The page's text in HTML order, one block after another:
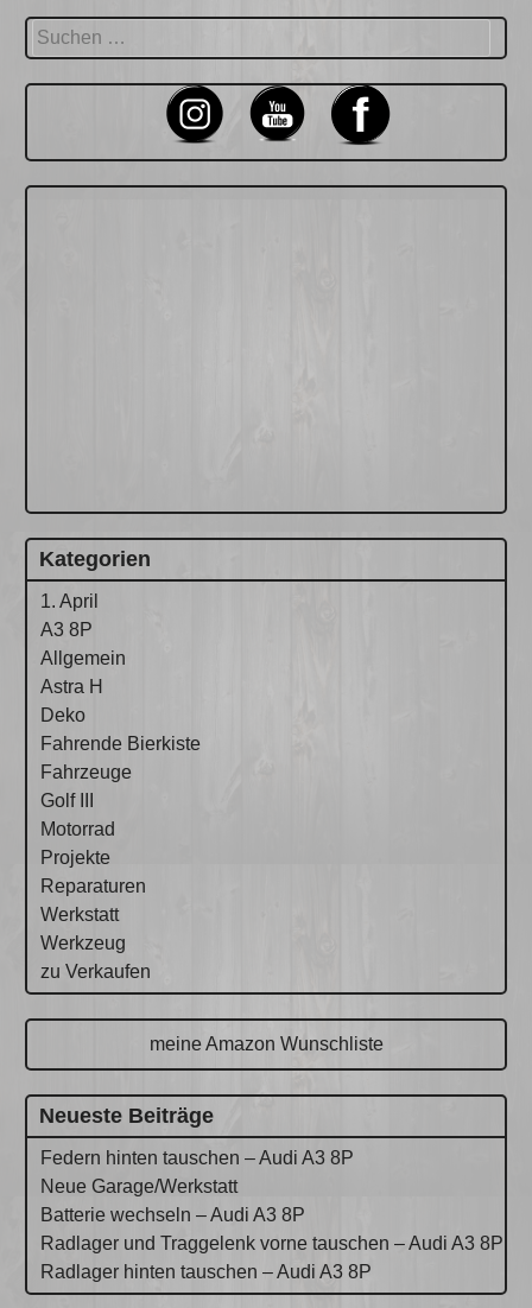
Suchen
nach:
Kategorien
1. April
A3 8P
Allgemein
Astra H
Deko
Fahrende Bierkiste
Fahrzeuge
Golf III
Motorrad
Projekte
Reparaturen
Werkstatt
Werkzeug
zu Verkaufen
meine Amazon Wunschliste
Neueste Beiträge
Federn hinten tauschen – Audi A3 8P
Neue Garage/Werkstatt
Batterie wechseln – Audi A3 8P
Radlager und Traggelenk vorne tauschen – Audi A3 8P
Radlager hinten tauschen – Audi A3 8P